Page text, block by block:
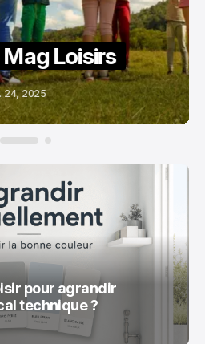
pour agrandir
technique ?